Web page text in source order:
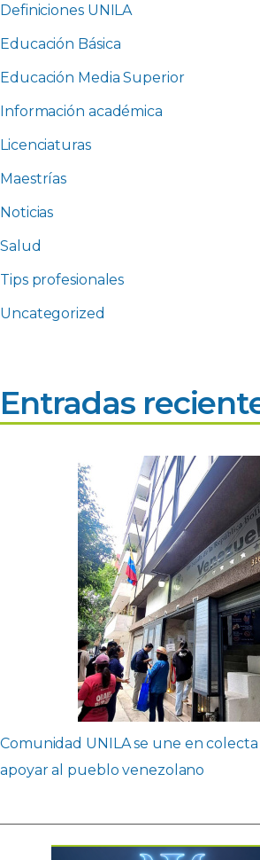
Definiciones UNILA
Educación Básica
Educación Media Superior
Información académica
Licenciaturas
Maestrías
Noticias
Salud
Tips profesionales
Uncategorized
Entradas
Comunidad UNILA se une en colecta
apoyar al pueblo venezolano